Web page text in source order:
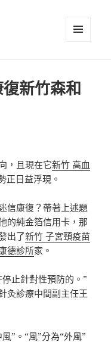
新竹森和
，且現在它新竹 高血
正日益浮現。
信康復？帶著上述題
的純金箔信用卡，那
出了新竹 子宮頸疫苗
德診所家。
止針對性預防的。”
灸診療中間副主任王
”。“風”分為“外風”